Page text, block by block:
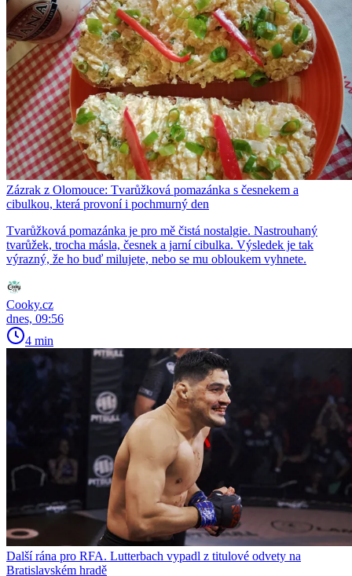
Zázrak z Olomouce: Tvarůžková pomazánka s česnekem a
cibulkou, která provoní i pochmurný den
Tvarůžková pomazánka je pro mě čistá nostalgie. Nastrouhaný
tvarůžek, trocha másla, česnek a jarní cibulka. Výsledek je tak
výrazný, že ho buď milujete, nebo se mu obloukem vyhnete.
Cooky.cz
dnes, 09:56
4 min
Další rána pro RFA. Lutterbach vypadl z titulové odvety na
Bratislavském hradě